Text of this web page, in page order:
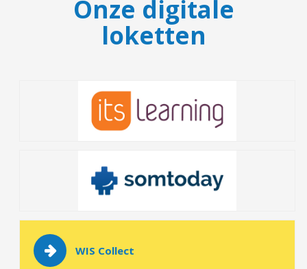
Onze digitale
loketten
WIS Collect